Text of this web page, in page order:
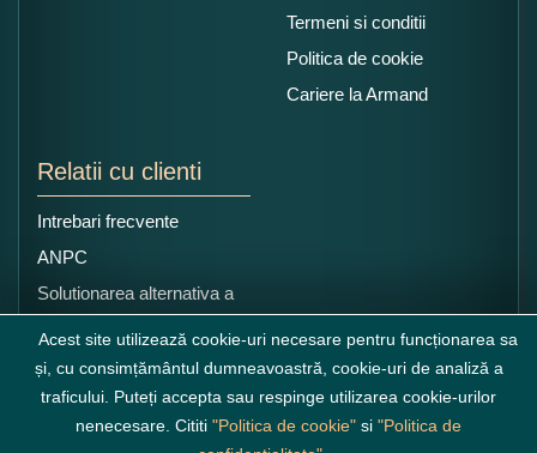
Termeni si conditii
Politica de cookie
Cariere la Armand
Relatii cu clienti
Intrebari frecvente
ANPC
Solutionarea alternativa a
litigiilor
Acest site utilizează cookie-uri necesare pentru funcționarea sa
și, cu consimțământul dumneavoastră, cookie-uri de analiză a
traficului. Puteți accepta sau respinge utilizarea cookie-urilor
nenecesare. Cititi "Politica de cookie" si "Politica de